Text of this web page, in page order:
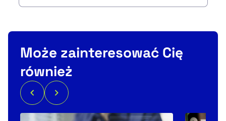
Może zainteresować Cię
również